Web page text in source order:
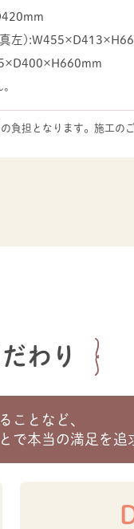
左）：
負担となります。施工の
わり
ことなど、
で本当の満足を追